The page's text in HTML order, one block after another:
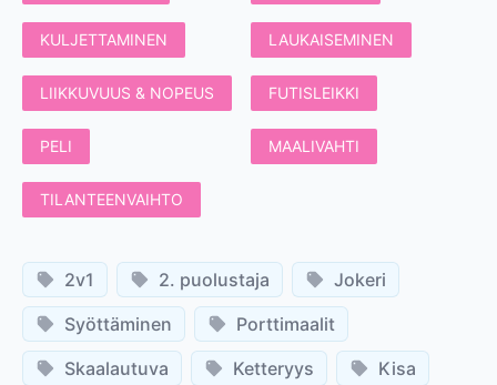
KULJETTAMINEN LAUKAISEMINEN
LIIKKUVUUS & NOPEUS FUTISLEIKKI
PELI MAALIVAHTI
TILANTEENVAIHTO
2v1 2. puolustaja
Jokeri
Syöttäminen
Porttimaalit
Skaalautuva
Ketteryys
Kisa